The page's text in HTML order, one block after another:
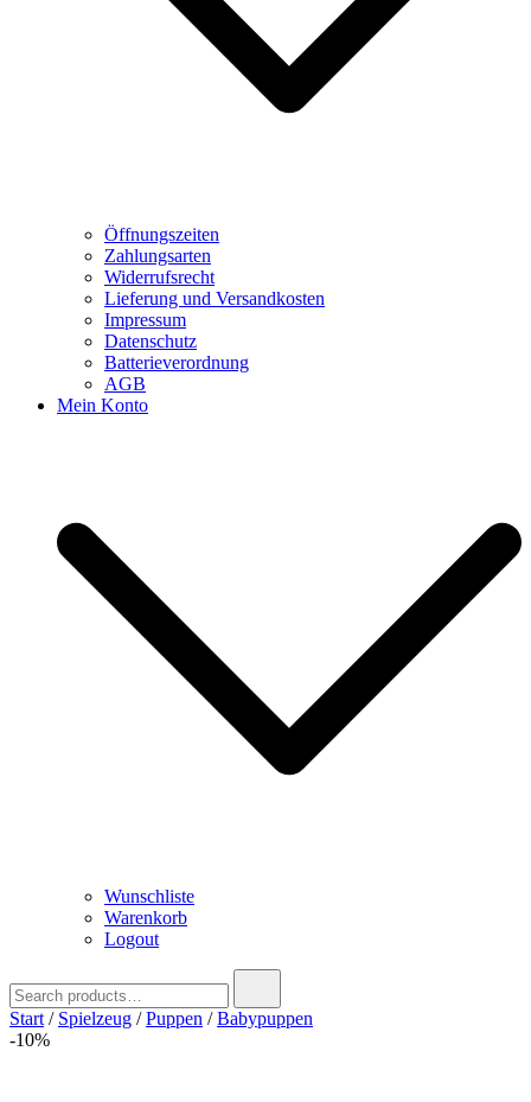
Öffnungszeiten
Zahlungsarten
Widerrufsrecht
Lieferung und Versandkosten
Impressum
Datenschutz
Batterieverordnung
AGB
Mein Konto
Wunschliste
Warenkorb
Logout
for:
Start / Spielzeug /Puppen /Babypuppen
-10%